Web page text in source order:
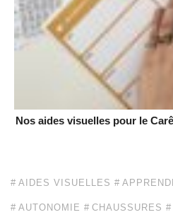
Nos aides visuelles pour le
AIDES VISUELLES
AUTONOMIE CHAUSSURES